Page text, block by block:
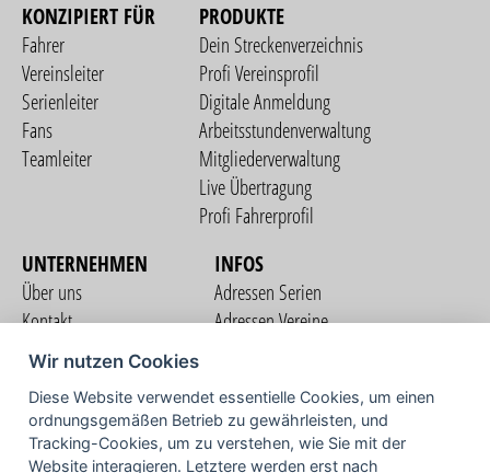
KONZIPIERT FÜR
Fahrer
Vereinsleiter
Serienleiter
Fans
Teamleiter
PRODUKTE
Dein Streckenverzeichnis
Profi Vereinsprofil
Digitale Anmeldung
Arbeitsstundenverwaltung
Mitgliederverwaltung
Live Übertragung
Profi Fahrerprofil
UNTERNEHMEN
Über uns
Kontakt
Nutzungsbedingungen
Datenschutzerklärung
Impressum
INFOS
Adressen Serien
Adressen Vereine
COMMUNITY
Wir nutzen Cookies
Diese Website verwendet essentielle Cookies, um einen
ordnungsgemäßen Betrieb zu gewährleisten, und
Tracking-Cookies, um zu verstehen, wie Sie mit der
Website interagieren. Letztere werden erst nach